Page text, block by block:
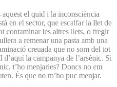
aquest el quid i la inconsciència
en el sector, que escalfar la llet de
contaminar les altres llets, o fregir
a remenar una pasta amb una
creuada que no som del tot
la campanya de l’arsènic. Si
t’ho menjaries? Doncs no em
És que no m’ho puc menjar.